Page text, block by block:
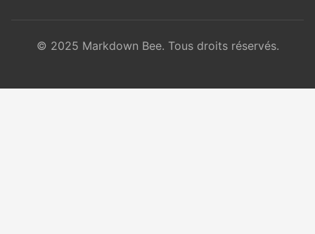
© 2025 Markdown Bee. Tous droits réservés.